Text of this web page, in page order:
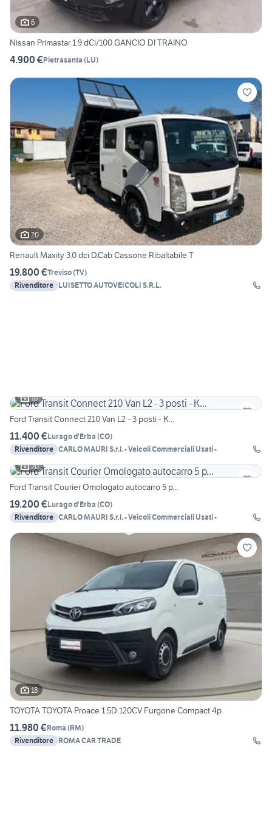
6
Nissan Primastar 1.9 dCi/100 GANCIO DI TRAINO
4.900 €Pietrasanta (LU)
20
Renault Maxity 3.0 dci D.Cab Cassone Ribaltabile T
19.800 €Treviso(TV)
Rivenditore LUISETTO AUTOVEICOLI S.R.L.
16
Ford Transit Connect 210 Van L2 - 3 posti - K...
11.400 €Lurago d'Erba (CO)
Rivenditore CARLO MAURI S.r.l. - Veicoli Commerciali Usati -
20
Ford Transit Courier Omologato autocarro 5 p...
19.200 €Lurago d'Erba (CO)
Rivenditore CARLO MAURI S.r.l. - Veicoli Commerciali Usati -
18
TOYOTA TOYOTA Proace 1.5D 120CV Furgone Compact 4p
11.980 €Roma (RM)
Rivenditore ROMA CAR TRADE